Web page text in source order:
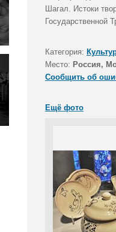
Шагал. Истоки
Государственной
Категория:
Место: Россия,
Сообщить об
Ещё фото